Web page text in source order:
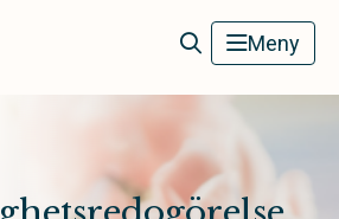
Begravningsbyrå Meny